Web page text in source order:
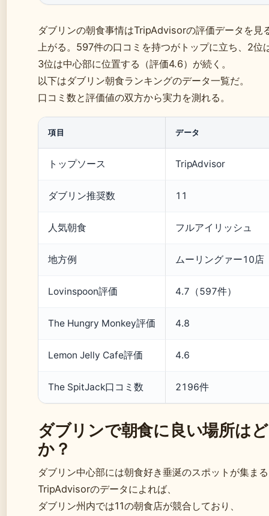
ダブリンの朝食事情はTripAdvisorの評価データを見
上がる。597件の口コミを持つがトップに立ち、2位
3位は中心部に位置する （評価4.6）が続く。
以下はダブリン朝食ランキングのデータ一覧だ。
口コミ数と評価値の双方から実力を測れる。
項目 データ
トップソース TripAdvisor
ダブリン推奨数 11
人気朝食 フルアイリッシュ
地方例 ムーリングァー10店
Lovinspoon評価 4.7（597件）
The Hungry Monkey評価 4.8
Lemon Jelly Cafe評価 4.6
The SpitJack口コミ数 2196件
ダブリンで朝食に良い場所は
か？
ダブリン中心部には朝食好き垂涎のスポットが集ま
TripAdvisorのデータによれば、
ダブリン州内では11の朝食店が競合しており、